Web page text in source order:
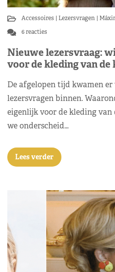
Accessoires Lezersvragen
6 reacties
Nieuwe lezersvraag:
voor de kleding van de
De afgelopen tijd kwamen
lezersvragen binnen.
eigenlijk voor de kleding
we onderscheid…
Lees verder